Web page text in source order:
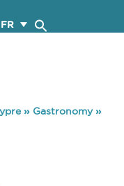
FR
» Gastronomy»